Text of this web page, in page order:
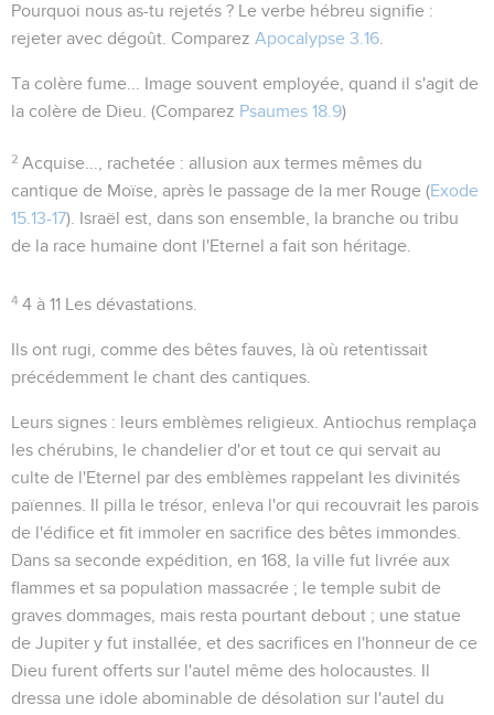
Pourquoi nous as-tu rejetés ? Le verbe hébreu signifie :
rejeter avec dégoût . Comparez Apocalypse 3.16
Ta colère fume...
Image souvent employée, quand il s'agit de
la colère de Dieu. (Comparez Psaumes 18.9)
2 Acquise..., rachetée : allusion aux termes mêmes du
cantique de Moïse, après le passage de la mer Rouge (Exode
15.13-17). Israël est, dans son ensemble, la branche ou tribu
de la race humaine dont l'Eternel a fait son héritage.
4 4 à 11 Les dévastations.
Ils ont rugi , comme des bêtes fauves, là où retentissait
précédemment le chant des cantiques.
Leurs signes : leurs emblèmes religieux. Antiochus remplaça
les chérubins, le chandelier d'or et tout ce qui servait au
culte de l'Eternel par des emblèmes rappelant les divinités
païennes. Il pilla le trésor, enleva l'or qui recouvrait les parois
de l'édifice et fit immoler en sacrifice des bêtes immondes.
Dans sa seconde expédition, en 168, la ville fut livrée aux
flammes et sa population massacrée ; le temple subit de
graves dommages, mais resta pourtant debout ; une statue
de Jupiter y fut installée, et des sacrifices en l'honneur de ce
Dieu furent offerts sur l'autel même des holocaustes. Il
dressa une idole abominable de désolation sur l'autel du